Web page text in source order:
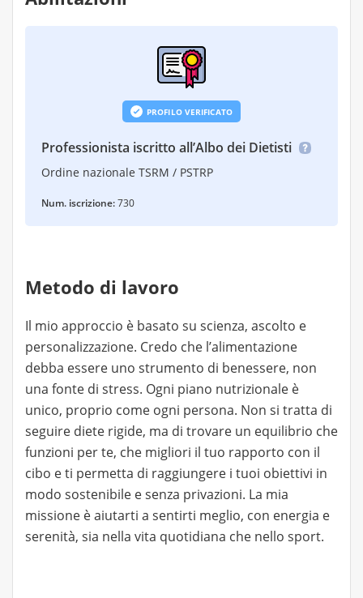
PROFILO VERIFICATO
Professionista iscritto all’Albo dei Dietisti
Ordine nazionale TSRM / PSTRP
Num. iscrizione:730
Metodo di lavoro
Il mio approccio è basato su scienza, ascolto e
personalizzazione. Credo che l’alimentazione
debba essere uno strumento di benessere, non
una fonte di stress. Ogni piano nutrizionale è
unico, proprio come ogni persona. Non si tratta di
seguire diete rigide, ma di trovare un equilibrio che
funzioni per te, che migliori il tuo rapporto con il
cibo e ti permetta di raggiungere i tuoi obiettivi in
modo sostenibile e senza privazioni. La mia
missione è aiutarti a sentirti meglio, con energia e
serenità, sia nella vita quotidiana che nello sport.